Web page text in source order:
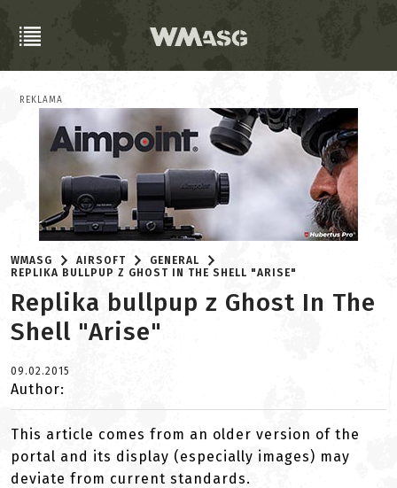
REKLAMA
WMASG AIRSOFT
GENERAL
REPLIKA BULLPUP Z GHOST IN THE SHELL "ARISE"
Replika bullpup z Ghost In The
Shell "Arise"
09.02.2015
Author:
This article comes from an older version of the
portal and its display (especially images) may
deviate from current standards.